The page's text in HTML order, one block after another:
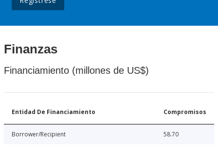
Finanzas
Financiamiento (millones de US$)
Entidad De Financiamiento Compromisos
Borrower/Recipient 58.70